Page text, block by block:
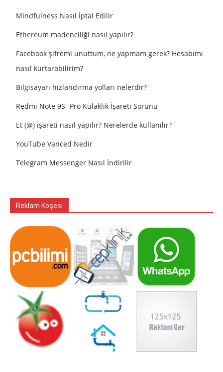
Mindfulness Nasıl İptal Edilir
Ethereum madenciliği nasıl yapılır?
Facebook şifremi unuttum, ne yapmam gerek? Hesabımı
nasıl kurtarabilirim?
Bilgisayarı hızlandırma yolları nelerdir?
Redmi Note 9S -Pro Kulaklık İşareti Sorunu
Et (@) işareti nasıl yapılır? Nerelerde kullanılır?
YouTube Vanced Nedir
Telegram Messenger Nasıl İndirilir
Reklam Köşesi